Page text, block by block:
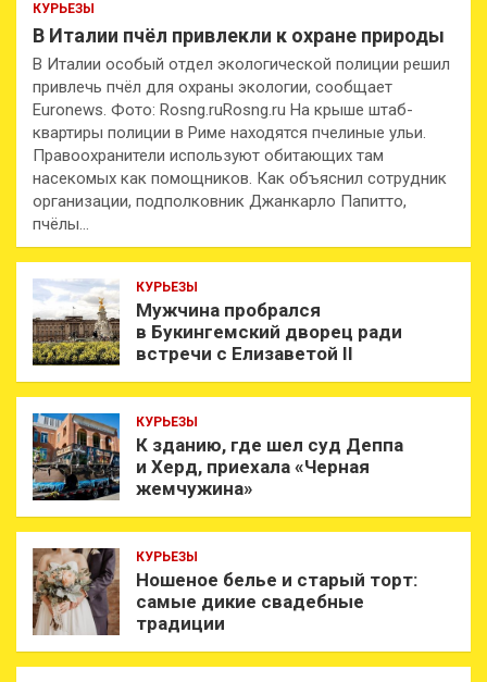
КУРЬЕЗЫ
В Италии пчёл привлекли к охране природы
В Италии особый отдел экологической полиции решил
привлечь пчёл для охраны экологии, сообщает
Euronews. Фото: Rosng.ruRosng.ru На крыше штаб-
квартиры полиции в Риме находятся пчелиные ульи.
Правоохранители используют обитающих там
насекомых как помощников. Как объяснил сотрудник
организации, подполковник Джанкарло Папитто,
пчёлы…
КУРЬЕЗЫ
Мужчина пробрался
в Букингемский дворец ради
встречи с Елизаветой II
КУРЬЕЗЫ
К зданию, где шел суд Деппа
и Херд, приехала «Черная
жемчужина»
КУРЬЕЗЫ
Ношеное белье и старый торт:
самые дикие свадебные
традиции